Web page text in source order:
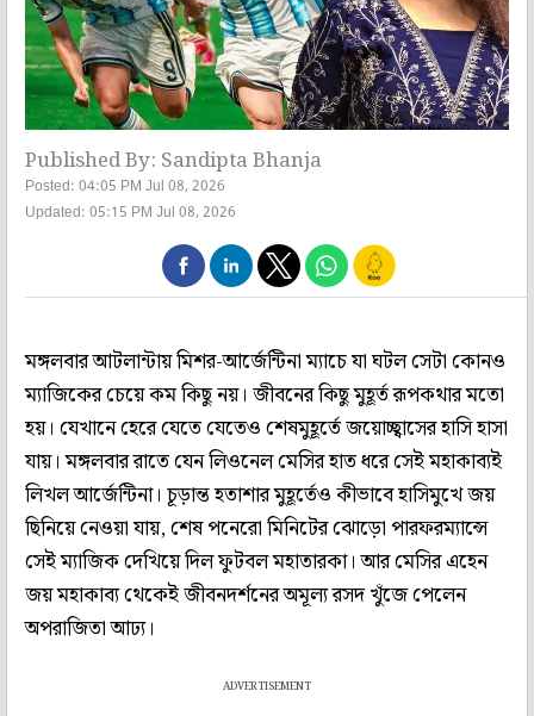
Published By: Sandipta Bhanja
Posted: 04:05 PM Jul 08, 2026
Updated: 05:15 PM Jul 08, 2026
মঙ্গলবার আটলান্টায় মিশর-আর্জেন্টিনা ম্যাচে যা ঘটল সেটা কোনও
ম্যাজিকের চেয়ে কম কিছু নয়। জীবনের কিছু মুহূর্ত রূপকথার মতো
হয়। যেখানে হেরে যেতে যেতেও শেষমুহূর্তে জয়োচ্ছ্বাসের হাসি হাসা
যায়। মঙ্গলবার রাতে যেন লিওনেল মেসির হাত ধরে সেই মহাকাব্যই
লিখল আর্জেন্টিনা। চূড়ান্ত হতাশার মুহূর্তেও কীভাবে হাসিমুখে জয়
ছিনিয়ে নেওয়া যায়, শেষ পনেরো মিনিটের ঝোড়ো পারফরম্যান্সে
সেই ম্যাজিক দেখিয়ে দিল ফুটবল মহাতারকা। আর মেসির এহেন
জয় মহাকাব্য থেকেই জীবনদর্শনের অমূল্য রসদ খুঁজে পেলেন
অপরাজিতা আঢ্য।
ADVERTISEMENT